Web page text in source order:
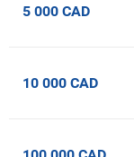
5 000 CAD
10 000 CAD